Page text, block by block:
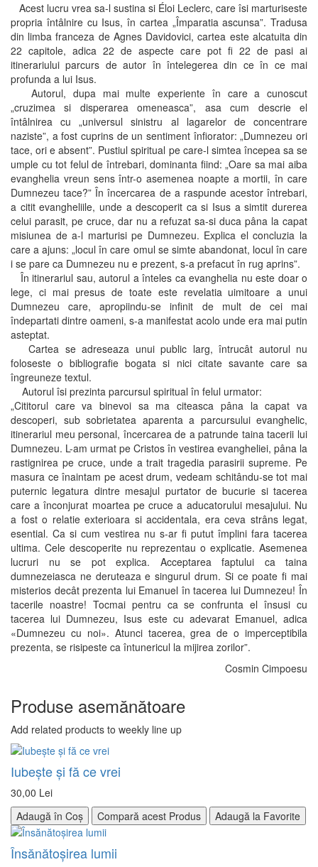
Acest lucru vrea sa-l sustina si Éloi Leclerc, care îsi marturiseste
propria întâlnire cu Isus, în cartea „Împaratia ascunsa”. Tradusa
din limba franceza de Agnes Davidovici, cartea este alcatuita din
22 capitole, adica 22 de aspecte care pot fi 22 de pasi ai
itinerariului parcurs de autor în întelegerea din ce în ce mai
profunda a lui Isus.
Autorul, dupa mai multe experiente în care a cunoscut
„cruzimea si disperarea omeneasca”, asa cum descrie el
întâlnirea cu „universul sinistru al lagarelor de concentrare
naziste”, a fost cuprins de un sentiment înfiorator: „Dumnezeu ori
tace, ori e absent”. Pustiul spiritual pe care-l simtea începea sa se
umple cu tot felul de întrebari, dominanta fiind: „Oare sa mai aiba
evanghelia vreun sens într-o asemenea noapte a mortii, în care
Dumnezeu tace?” În încercarea de a raspunde acestor întrebari,
a citit evangheliile, unde a descoperit ca si Isus a simtit durerea
celui parasit, pe cruce, dar nu a refuzat sa-si duca pâna la capat
misiunea de a-l marturisi pe Dumnezeu. Explica el concluzia la
care a ajuns: „locul în care omul se simte abandonat, locul în care
i se pare ca Dumnezeu nu e prezent, s-a prefacut în rug aprins”.
În itinerariul sau, autorul a înteles ca evanghelia nu este doar o
lege, ci mai presus de toate este revelatia uimitoare a unui
Dumnezeu care, apropiindu-se infinit de mult de cei mai
îndepartati dintre oameni, s-a manifestat acolo unde era mai putin
asteptat.
Cartea se adreseaza unui public larg, întrucât autorul nu
foloseste o bibliografie bogata si nici citate savante care sa
îngreuneze textul.
Autorul îsi prezinta parcursul spiritual în felul urmator:
„Cititorul care va binevoi sa ma citeasca pâna la capat va
descoperi, sub sobrietatea aparenta a parcursului evanghelic,
itinerariul meu personal, încercarea de a patrunde taina tacerii lui
Dumnezeu. L-am urmat pe Cristos în vestirea evangheliei, pâna la
rastignirea pe cruce, unde a trait tragedia parasirii supreme. Pe
masura ce înaintam pe acest drum, vedeam schitându-se tot mai
puternic legatura dintre mesajul purtator de bucurie si tacerea
care a înconjurat moartea pe cruce a aducatorului mesajului. Nu
a fost o relatie exterioara si accidentala, era ceva strâns legat,
esential. Ca si cum vestirea nu s-ar fi putut împlini fara tacerea
ultima. Cele descoperite nu reprezentau o explicatie. Asemenea
lucruri nu se pot explica. Acceptarea faptului ca taina
dumnezeiasca ne deruteaza e singurul drum. Si ce poate fi mai
misterios decât prezenta lui Emanuel în tacerea lui Dumnezeu! În
tacerile noastre! Tocmai pentru ca se confrunta el însusi cu
tacerea lui Dumnezeu, Isus este cu adevarat Emanuel, adica
«Dumnezeu cu noi». Atunci tacerea, grea de o imperceptibila
prezenta, se risipeste ca întunericul la mijirea zorilor”.
Cosmin Cimpoesu
Produse asemănătoare
Add related products to weekly line up
Iubeşte şi fă ce vrei
30,00 Lei
Adaugă în Coș
Compară acest Produs Adaugă la Favorite
Însănătoșirea lumii